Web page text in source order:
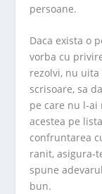
persoane.
Daca exista o
vorba cu
rezolvi, nu uita
scrisoare, sa
pe care nu l-ai
acestea pe
confruntarea
ranit, asigura-
spune
bun.